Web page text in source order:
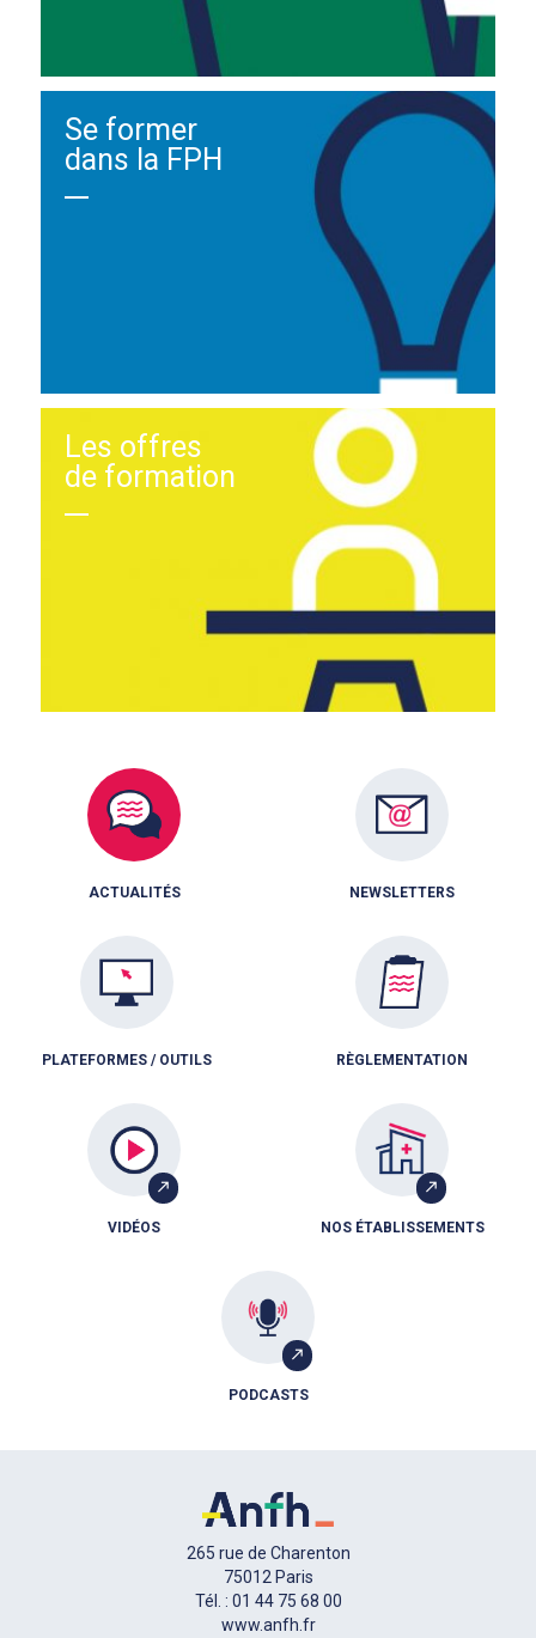
Se former
dans la FPH
Les offres
de formation
ACTUALITÉS NEWSLETTERS
PLATEFORMES / OUTILS RÈGLEMENTATION
VIDÉOS NOS ÉTABLISSEMENTS
PODCASTS
265 rue de Charenton
75012 Paris
Tél. : 01 44 75 68 00
www.anfh.fr